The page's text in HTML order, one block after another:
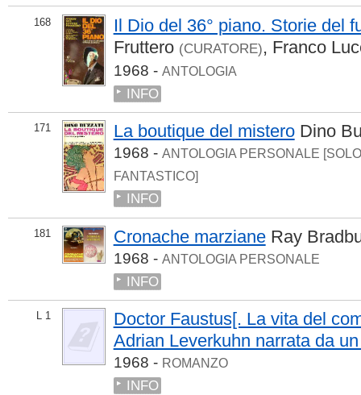
168
Il Dio del 36° piano. Storie del
Fruttero (CURATORE), Franco
1968 - ANTOLOGIA
INFO
171 La boutique del mistero Dino
1968 - ANTOLOGIA PERSONALE
FANTASTICO]
INFO
181 Cronache marziane Ray
1968 - ANTOLOGIA PERSONALE
INFO
L 1
Doctor Faustus[. La vita del
Adrian Leverkuhn narrata da
1968 - ROMANZO
INFO